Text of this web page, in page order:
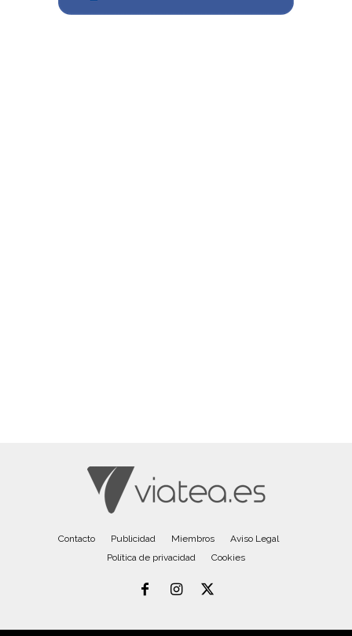
Contacto Publicidad Miembros
Aviso Legal
Política de privacidad
Cookies